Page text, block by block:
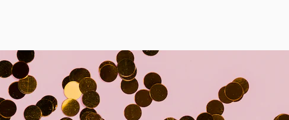
Продукция Начать